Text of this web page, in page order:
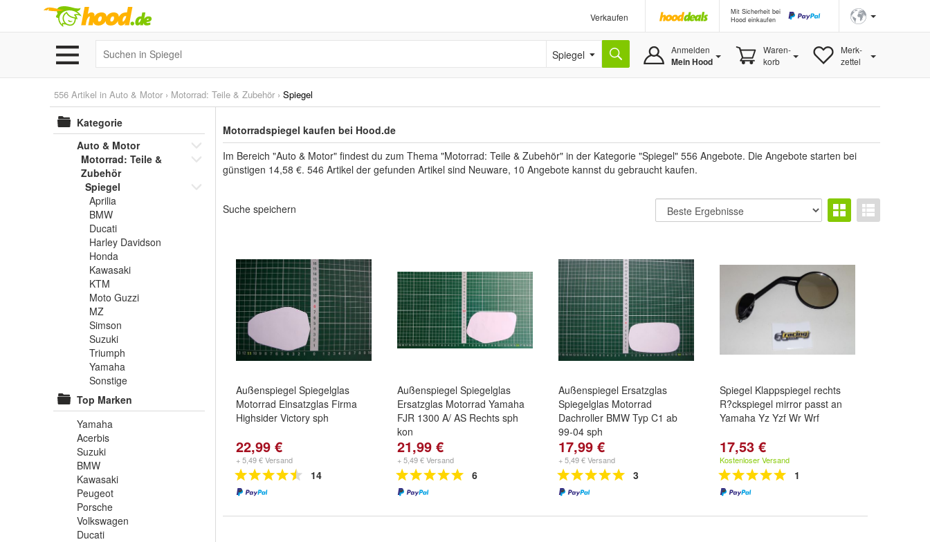
Verkaufen
Mit Sicherheit bei
Hood einkaufen
Spiegel Anmelden
Mein Hood
Waren-
korb
Merk-
zettel
556 Artikel in Auto & Motor › Motorrad: Teile & Zubehör › Spiegel
Kategorie
Auto & Motor
Motorrad: Teile &
Zubehör
Spiegel
Aprilia
BMW
Ducati
Harley Davidson
Honda
Kawasaki
KTM
Moto Guzzi
MZ
Simson
Suzuki
Triumph
Yamaha
Sonstige
Top Marken
Yamaha
Acerbis
Suzuki
BMW
Kawasaki
Peugeot
Porsche
Volkswagen
Ducati
Motorradspiegel kaufen bei Hood.de
Im Bereich "Auto & Motor" findest du zum Thema "Motorrad: Teile & Zubehör" in der Kategorie "Spiegel" 556 Angebote. Die Angebote starten bei
günstigen 14,58 €. 546 Artikel der gefunden Artikel sind Neuware, 10 Angebote kannst du gebraucht kaufen.
Suche speichern
Außenspiegel Spiegelglas
Motorrad Einsatzglas Firma
Highsider Victory sph
22,99 €
+ 5,49 € Versand
14
Außenspiegel Spiegelglas
Ersatzglas Motorrad Yamaha
FJR 1300 A/ AS Rechts sph
kon
21,99 €
+ 5,49 € Versand
6
Außenspiegel Ersatzglas
Spiegelglas Motorrad
Dachroller BMW Typ C1 ab
99-04 sph
17,99 €
+ 5,49 € Versand
3
Spiegel Klappspiegel rechts
R?ckspiegel mirror passt an
Yamaha Yz Yzf Wr Wrf
17,53 €
Kostenloser Versand
1